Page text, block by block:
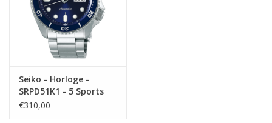
Seiko - Horloge -
SRPD51K1 - 5 Sports
€310,00